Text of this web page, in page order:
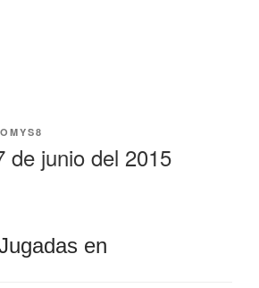
de junio del 2015
en